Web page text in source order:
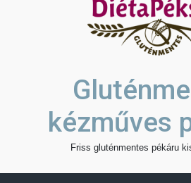
kézműves
Friss gluténmentes pékáru